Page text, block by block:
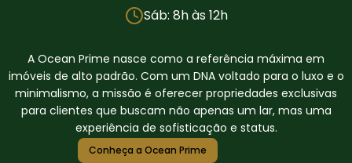
Sáb: 8h às 12h
A Ocean Prime nasce como a referência máxima em
imóveis de alto padrão. Com um DNA voltado para o luxo e o
minimalismo, a missão é oferecer propriedades exclusivas
para clientes que buscam não apenas um lar, mas uma
experiência de sofisticação e status.
Conheça a Ocean Prime